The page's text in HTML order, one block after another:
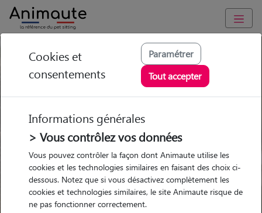
Alimentation American
Staffordshire Terrier
Garde
chez le Pet Sitter
Garde
chez le Pet Sitter
Promenades
Visites
Promenades
Visites
Ville
Cookies et
consentements
Paramétrer
Tout accepter
Informations générales
> Vous contrôlez vos données
Vous pouvez contrôler la façon dont Animaute utilise les
cookies et les technologies similaires en faisant des choix ci-
dessous. Notez que si vous désactivez complètement les
cookies et technologies similaires, le site Animaute risque de
ne pas fonctionner correctement.